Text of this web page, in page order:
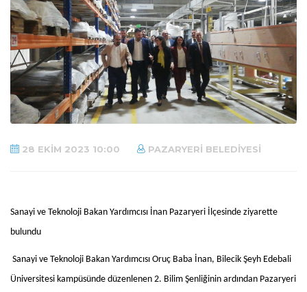
28 EKIM 2023 10:00 PAZARYERI BELEDIYESI
Sanayi ve Teknoloji Bakan Yardımcısı İnan Pazaryeri İlçesinde ziyarette
bulundu
Sanayi ve Teknoloji Bakan Yardımcısı Oruç Baba İnan, Bilecik Şeyh Edebali
Üniversitesi kampüsünde düzenlenen 2. Bilim Şenliğinin ardından Pazaryeri